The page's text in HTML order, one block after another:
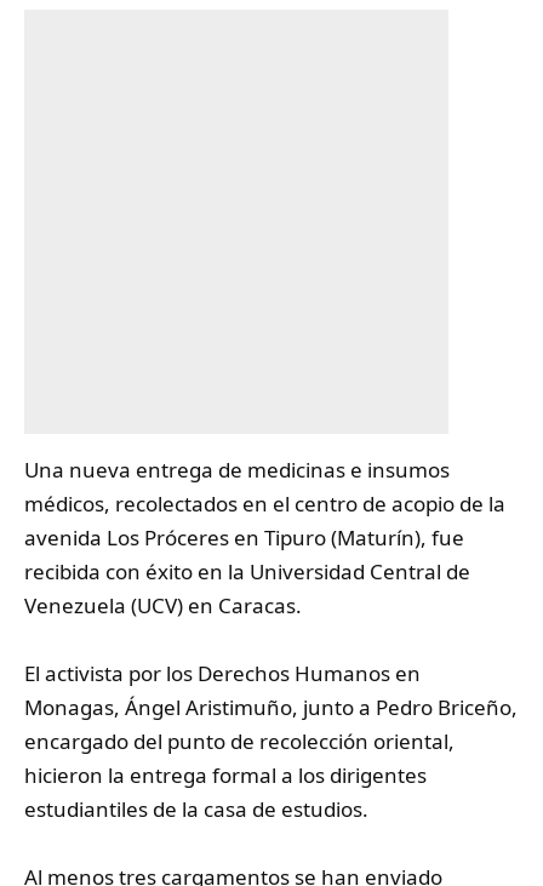
Una nueva entrega de medicinas e insumos
médicos, recolectados en el centro de acopio de la
avenida Los Próceres en Tipuro (Maturín), fue
recibida con éxito en la Universidad Central de
Venezuela (UCV) en Caracas.
‎El activista por los Derechos Humanos en
Monagas, Ángel Aristimuño, junto a Pedro Briceño,
encargado del punto de recolección oriental,
hicieron la entrega formal a los dirigentes
estudiantiles de la casa de estudios.
‎Al menos tres cargamentos se han enviado